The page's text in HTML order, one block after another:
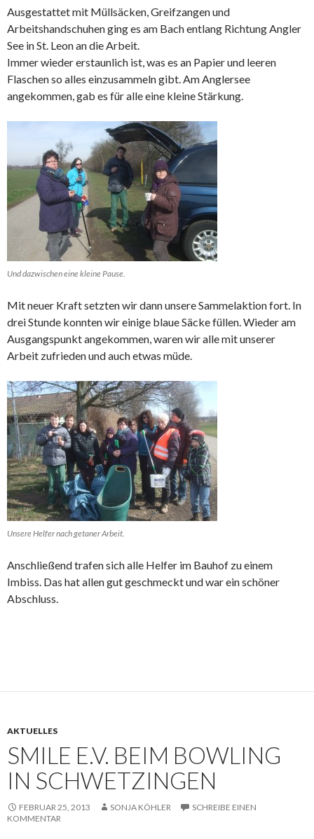
Ausgestattet mit Müllsäcken, Greifzangen und
Arbeitshandschuhen ging es am Bach entlang Richtung Angler
See in St. Leon an die Arbeit.
Immer wieder erstaunlich ist, was es an Papier und leeren
Flaschen so alles einzusammeln gibt. Am Anglersee
angekommen, gab es für alle eine kleine Stärkung.
Und dazwischen eine kleine Pause.
Mit neuer Kraft setzten wir dann unsere Sammelaktion fort. In
drei Stunde konnten wir einige blaue Säcke füllen. Wieder am
Ausgangspunkt angekommen, waren wir alle mit unserer
Arbeit zufrieden und auch etwas müde.
Unsere Helfer nach getaner Arbeit.
Anschließend trafen sich alle Helfer im Bauhof zu einem
Imbiss. Das hat allen gut geschmeckt und war ein schöner
Abschluss.
AKTUELLES
SMILE E.V. BEIM BOWLING
IN SCHWETZINGEN
FEBRUAR 25, 2013 SONJA KÖHLER
SCHREIBE EINEN
KOMMENTAR